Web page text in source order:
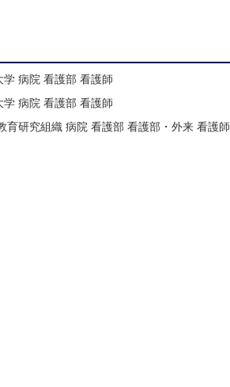
学 病院 看護部 看護師
学 病院 看護部 看護師
育研究組織 病院 看護部 看護部・外来 看護師